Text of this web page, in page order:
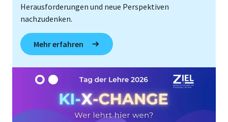
Herausforderungen und neue Perspektiven
nachzudenken.
Mehr erfahren